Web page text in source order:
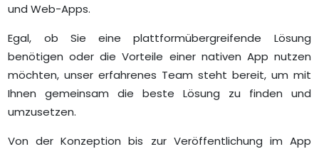
und Web-Apps.
Egal, ob Sie eine plattformübergreifende Lösung
benötigen oder die Vorteile einer nativen App nutzen
möchten, unser erfahrenes Team steht bereit, um mit
Ihnen gemeinsam die beste Lösung zu finden und
umzusetzen.
Von der Konzeption bis zur Veröffentlichung im App